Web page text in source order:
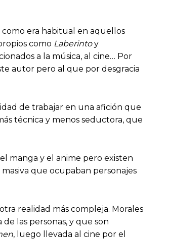
era habitual en aquellos
como Laberintoy
a la música, al cine… Por
autor pero al que por desgracia
de trabajar en una afición que
técnica y menos seductora, que
manga y el anime pero existen
que ocupaban personajes
realidad más compleja. Morales
las personas, y que son
, luego llevada al cine por el